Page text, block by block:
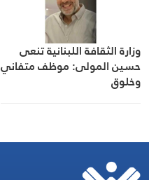
وزارة الثقافة اللبنانية تنعى
حسين المولى: موظف متفاني
وخلوق